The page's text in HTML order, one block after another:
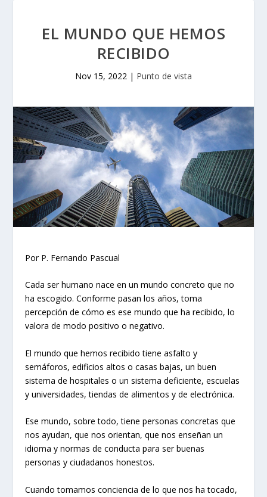
EL MUNDO QUE HEMOS
RECIBIDO
Nov 15, 2022 | Punto de vista
Por P. Fernando Pascual
Cada ser humano nace en un mundo concreto que no
ha escogido. Conforme pasan los años, toma
percepción de cómo es ese mundo que ha recibido, lo
valora de modo positivo o negativo.
El mundo que hemos recibido tiene asfalto y
semáforos, edificios altos o casas bajas, un buen
sistema de hospitales o un sistema deficiente, escuelas
y universidades, tiendas de alimentos y de electrónica.
Ese mundo, sobre todo, tiene personas concretas que
nos ayudan, que nos orientan, que nos enseñan un
idioma y normas de conducta para ser buenas
personas y ciudadanos honestos.
Cuando tomamos conciencia de lo que nos ha tocado,